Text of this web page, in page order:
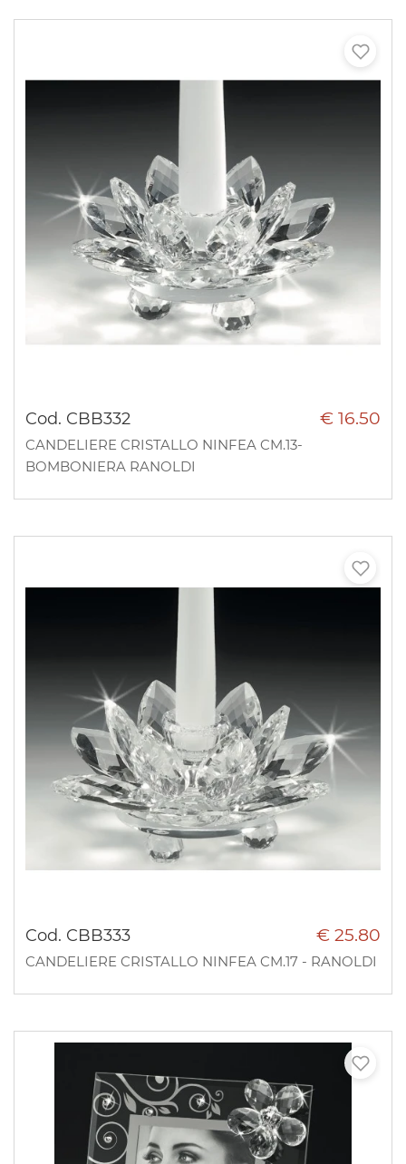
Cod. CBB332 € 16.50
CANDELIERE CRISTALLO NINFEA CM.13-
BOMBONIERA RANOLDI
Cod. CBB333 € 25.80
CANDELIERE CRISTALLO NINFEA CM.17 - RANOLDI